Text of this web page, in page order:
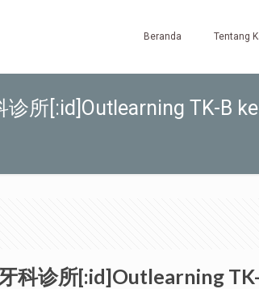
Beranda Tentang
诊所[:id]Outlearning TK-B ke
科诊所[:id]Outlearning